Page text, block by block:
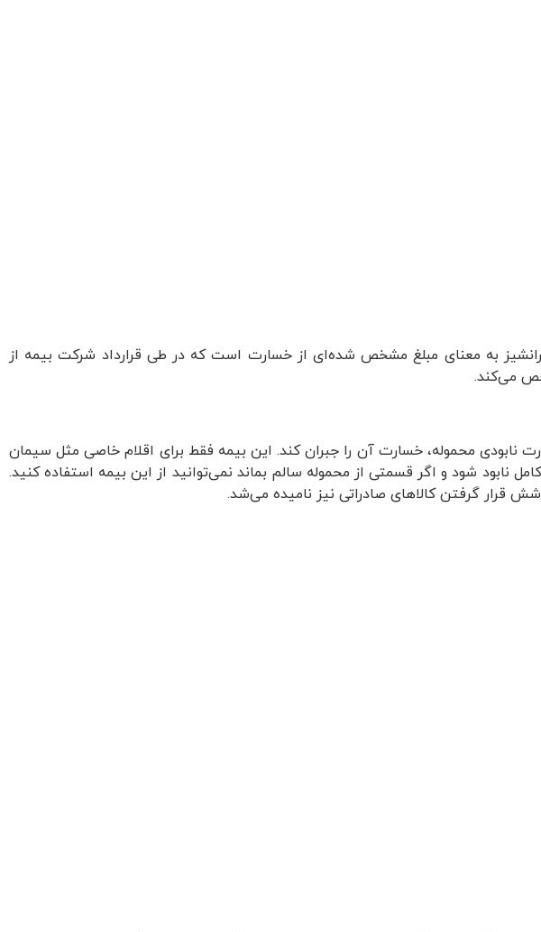
به معنای مبلغ مشخص‌ شده‌ای از خسارت است که در طی قرارداد شرکت بیمه از
می‌کند.
محموله، خسارت آن را جبران کند. این بیمه فقط برای اقلام خاصی مثل سیمان
نابود شود و اگر قسمتی از محموله سالم بماند نمی‌توانید از این بیمه استفاده کنید.
قرار گرفتن کالاهای صادراتی نیز نامیده می‌شد.